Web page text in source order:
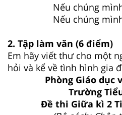
Nếu chúng
Nếu chúng
2. Tập làm văn (6 điểm)
Em hãy viết thư cho một
hỏi và kể về tình hình gia
Phòng Giáo dục
Trường
Đề thi Giữa kì 2